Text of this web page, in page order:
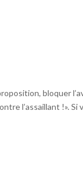
bloquer
l’assaillant !». Si